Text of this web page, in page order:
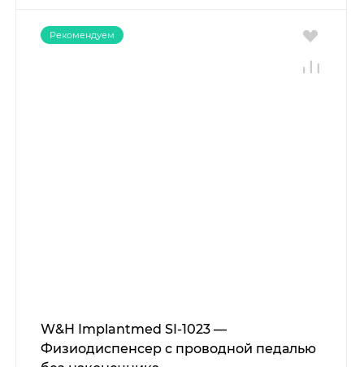
Рекомендуем
W&H Implantmed SI-1023 —
Физиодиспенсер с проводной педалью